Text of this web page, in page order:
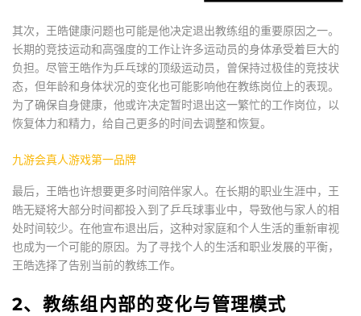
其次，王皓健康问题也可能是他决定退出教练组的重要原因之一。
长期的竞技运动和高强度的工作让许多运动员的身体承受着巨大的
负担。尽管王皓作为乒乓球的顶级运动员，曾保持过极佳的竞技状
态，但年龄和身体状况的变化也可能影响他在教练岗位上的表现。
为了确保自身健康，他或许决定暂时退出这一繁忙的工作岗位，以
恢复体力和精力，给自己更多的时间去调整和恢复。
九游会真人游戏第一品牌
最后，王皓也许想要更多时间陪伴家人。在长期的职业生涯中，王
皓无疑将大部分时间都投入到了乒乓球事业中，导致他与家人的相
处时间较少。在他宣布退出后，这种对家庭和个人生活的重新审视
也成为一个可能的原因。为了寻找个人的生活和职业发展的平衡，
王皓选择了告别当前的教练工作。
2、教练组内部的变化与管理模式